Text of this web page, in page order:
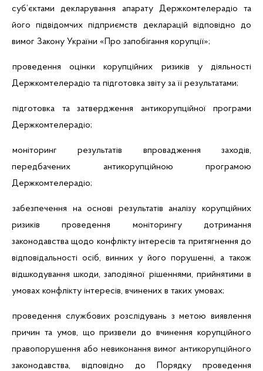
суб’єктами декларування апарату Держкомтелерадіо та
його підвідомчих підприємств декларацій відповідно до
вимог Закону України «Про запобігання корупції»;
проведення оцінки корупційних ризиків у діяльності
Держкомтелерадіо та підготовка звіту за її результатами;
підготовка та затвердження антикорупційної програми
Держкомтелерадіо;
моніторинг результатів впровадження заходів,
передбачених антикорупційною програмою
Держкомтелерадіо;
забезпечення на основі результатів аналізу корупційних
ризиків проведення моніторингу дотримання
законодавства щодо конфлікту інтересів та притягнення до
відповідальності осіб, винних у його порушенні, а також
відшкодування шкоди, заподіяної рішеннями, прийнятими в
умовах конфлікту інтересів, вчинених в таких умовах;
проведення службових розслідувань з метою виявлення
причин та умов, що призвели до вчинення корупційного
правопорушення або невиконання вимог антикорупційного
законодавства, відповідно до Порядку проведення